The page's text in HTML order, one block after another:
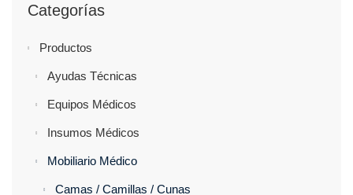
Categorías
Productos
Ayudas Técnicas
Equipos Médicos
Insumos Médicos
Mobiliario Médico
Camas / Camillas / Cunas